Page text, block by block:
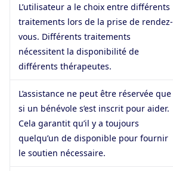
L’utilisateur a le choix entre différents
traitements lors de la prise de rendez-
vous. Différents traitements
nécessitent la disponibilité de
différents thérapeutes.
L’assistance ne peut être réservée que
si un bénévole s’est inscrit pour aider.
Cela garantit qu’il y a toujours
quelqu’un de disponible pour fournir
le soutien nécessaire.